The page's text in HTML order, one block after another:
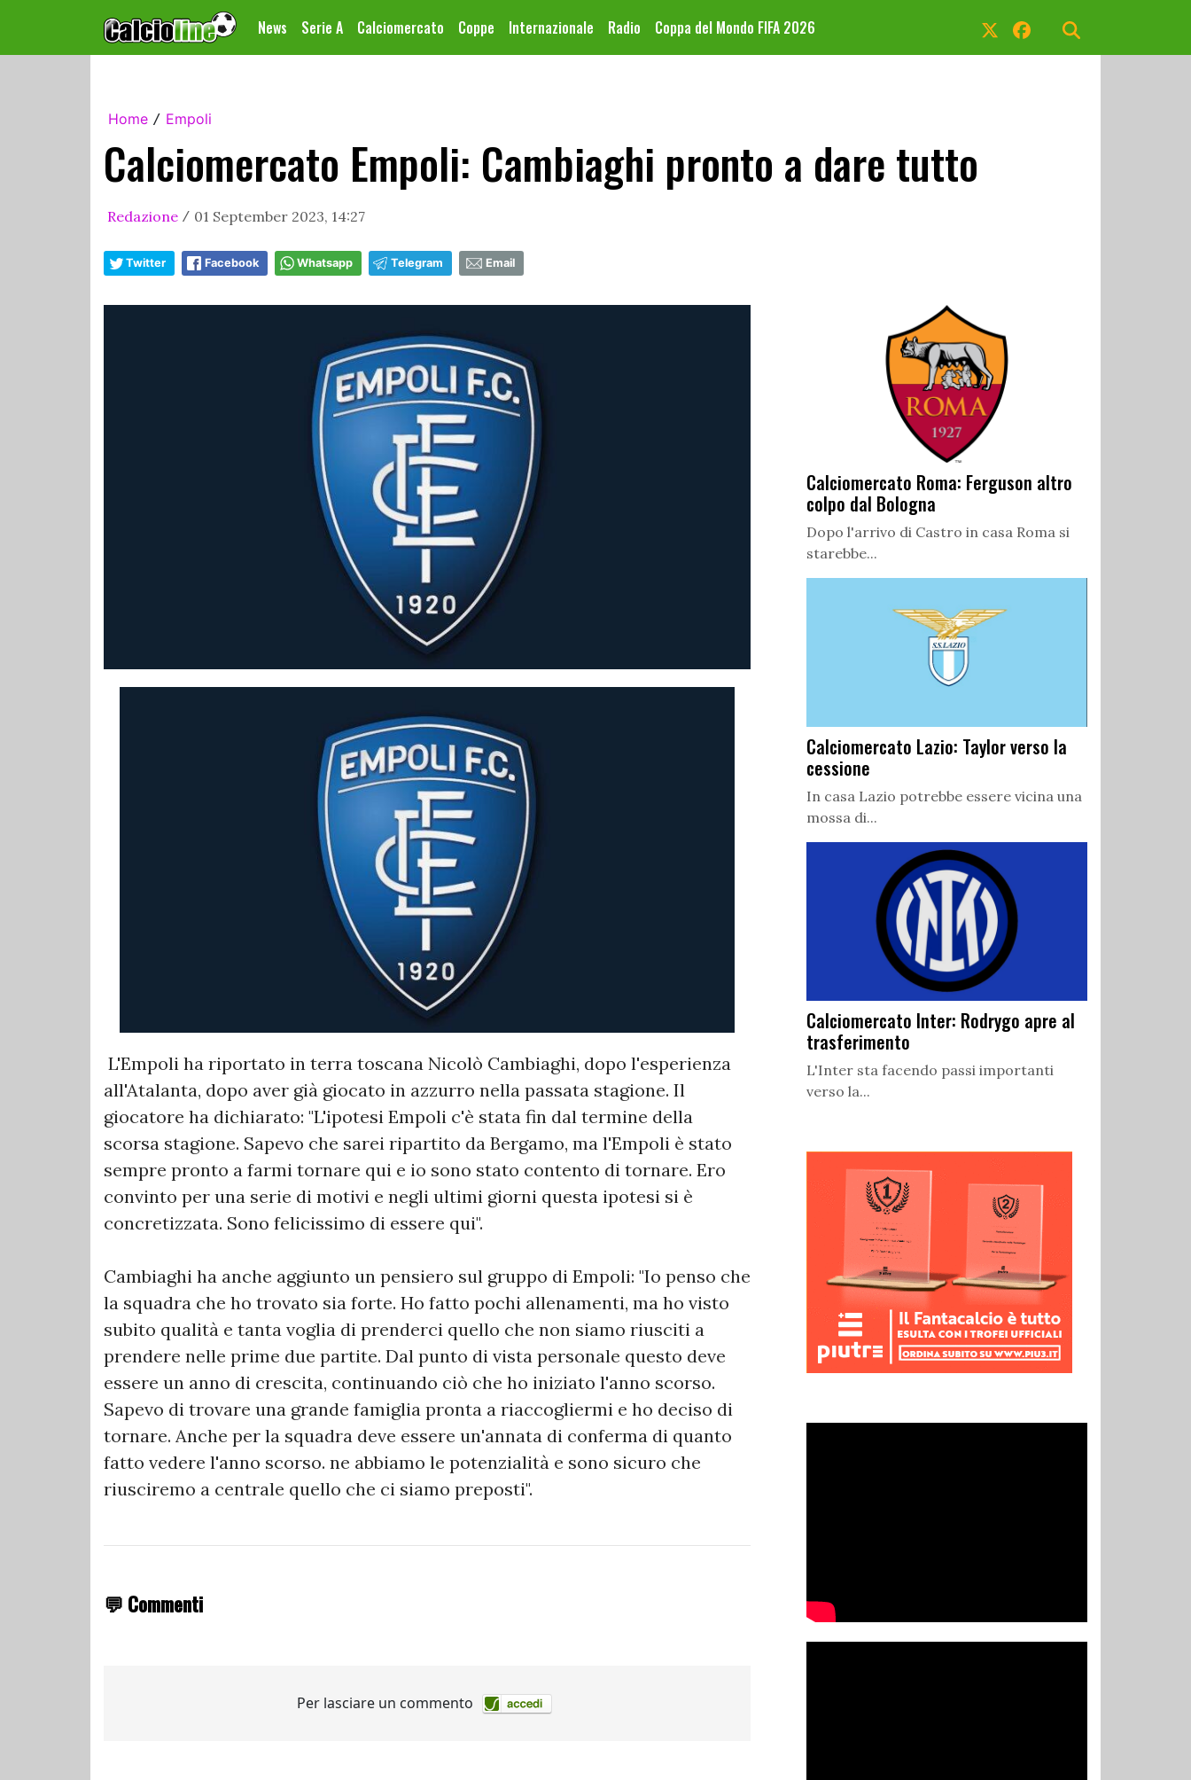
News Serie A Calciomercato Coppe Internazionale Radio Coppa del Mondo FIFA 2026
Home / Empoli
Calciomercato Empoli: Cambiaghi pronto a dare tutto
Redazione / 01 September 2023, 14:27
Twitter Facebook Whatsapp Telegram Email
L'Empoli ha riportato in terra toscana Nicolò Cambiaghi, dopo l'esperienza
all'Atalanta, dopo aver già giocato in azzurro nella passata stagione. Il
giocatore ha dichiarato: "L'ipotesi Empoli c'è stata fin dal termine della
scorsa stagione. Sapevo che sarei ripartito da Bergamo, ma l'Empoli è stato
sempre pronto a farmi tornare qui e io sono stato contento di tornare. Ero
convinto per una serie di motivi e negli ultimi giorni questa ipotesi si è
concretizzata. Sono felicissimo di essere qui".
Cambiaghi ha anche aggiunto un pensiero sul gruppo di Empoli: "Io penso che
la squadra che ho trovato sia forte. Ho fatto pochi allenamenti, ma ho visto
subito qualità e tanta voglia di prenderci quello che non siamo riusciti a
prendere nelle prime due partite. Dal punto di vista personale questo deve
essere un anno di crescita, continuando ciò che ho iniziato l'anno scorso.
Sapevo di trovare una grande famiglia pronta a riaccogliermi e ho deciso di
tornare. Anche per la squadra deve essere un'annata di conferma di quanto
fatto vedere l'anno scorso. ne abbiamo le potenzialità e sono sicuro che
riusciremo a centrale quello che ci siamo preposti".
💬 Commenti
Calciomercato Roma: Ferguson altro
colpo dal Bologna
Dopo l'arrivo di Castro in casa Roma si
starebbe...
Calciomercato Lazio: Taylor verso la
cessione
In casa Lazio potrebbe essere vicina una
mossa di...
Calciomercato Inter: Rodrygo apre al
trasferimento
L'Inter sta facendo passi importanti
verso la...